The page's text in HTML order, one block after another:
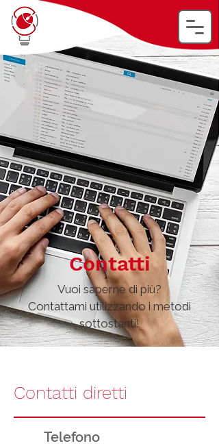
Contatti
Vuoi saperne di più?
Contattami utilizzando i metodi
sottostanti!
Contatti diretti
Telefono